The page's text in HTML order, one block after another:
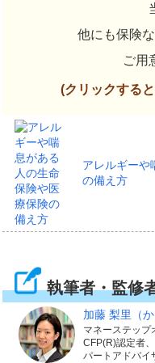
他にも保険
ご用
(クリックする
アレルギーや
の備え方
執筆者・監修
加藤 梨里 （
マネーステップ
CFP(R)認定者
パートアドバイ